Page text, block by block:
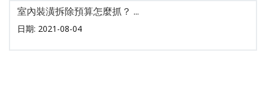
室內裝潢拆除預算怎麼抓？ ...
日期: 2021-08-04